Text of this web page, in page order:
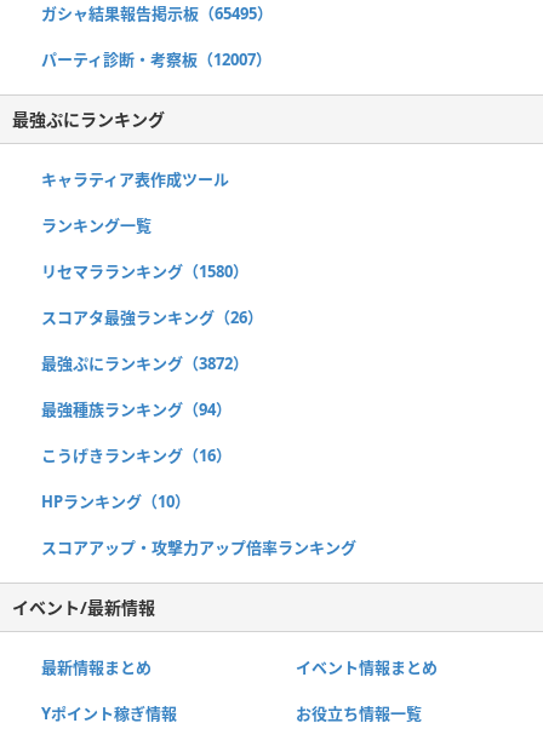
ガシャ結果報告掲示板（65495）
パーティ診断・考察板（12007）
最強ぷにランキング
キャラティア表作成ツール
ランキング一覧
リセマラランキング（1580）
スコアタ最強ランキング（26）
最強ぷにランキング（3872）
最強種族ランキング（94）
こうげきランキング（16）
HPランキング（10）
スコアアップ・攻撃力アップ倍率ランキング
イベント/最新情報
最新情報まとめ イベント情報まとめ
Yポイント稼ぎ情報 お役立ち情報一覧